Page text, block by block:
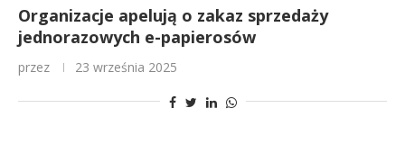
Organizacje apelują o zakaz sprzedaży
jednorazowych e-papierosów
przez 23 września 2025